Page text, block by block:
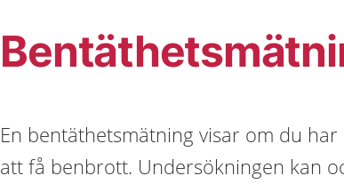
En bentäthetsmätning visar om du
att få benbrott. Undersökningen kan